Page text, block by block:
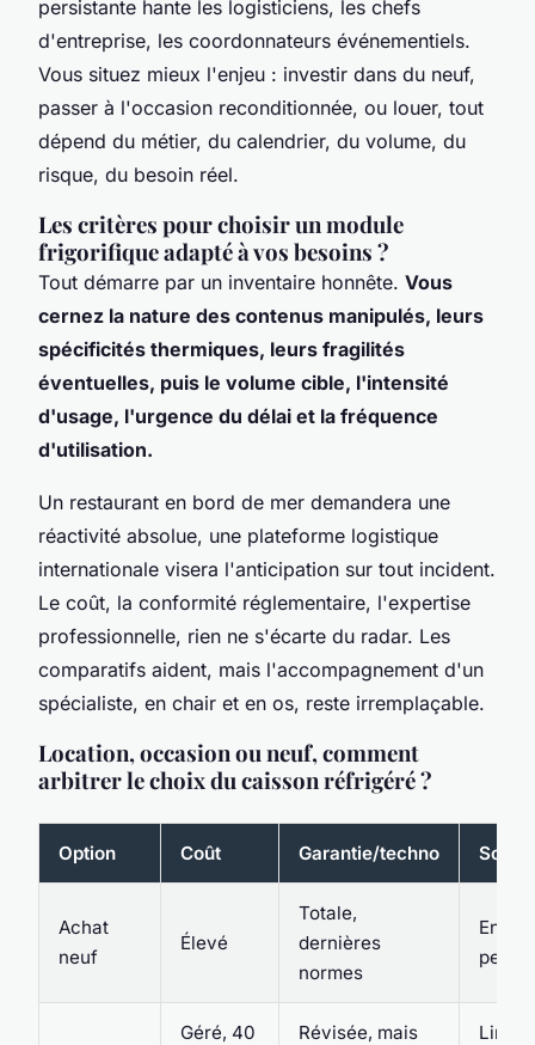
persistante hante les logisticiens, les chefs
d'entreprise, les coordonnateurs événementiels.
Vous situez mieux l'enjeu : investir dans du neuf,
passer à l'occasion reconditionnée, ou louer, tout
dépend du métier, du calendrier, du volume, du
risque, du besoin réel.
Les critères pour choisir un module
frigorifique adapté à vos besoins ?
Tout démarre par un inventaire honnête. Vous
cernez la nature des contenus manipulés, leurs
spécificités thermiques, leurs fragilités
éventuelles, puis le volume cible, l'intensité
d'usage, l'urgence du délai et la fréquence
d'utilisation.
Un restaurant en bord de mer demandera une
réactivité absolue, une plateforme logistique
internationale visera l'anticipation sur tout incident.
Le coût, la conformité réglementaire, l'expertise
professionnelle, rien ne s'écarte du radar. Les
comparatifs aident, mais l'accompagnement d'un
spécialiste, en chair et en os, reste irremplaçable.
Location, occasion ou neuf, comment
arbitrer le choix du caisson réfrigéré ?
Option Coût Garantie/techno
Achat
neuf
Élevé
Totale,
dernières
normes
Géré, 40
Révisée, mais